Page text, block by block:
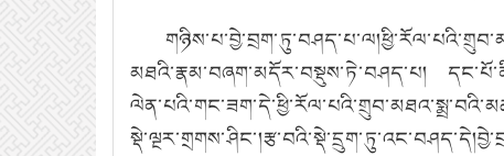
མཐའི་རྣམ་བཞག་མདོར་བསྡུས་ཏེ་བཤད་པ།